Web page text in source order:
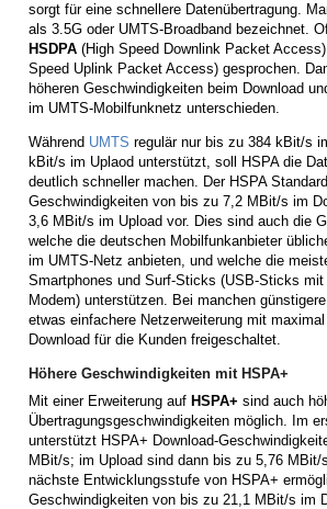
sorgt für eine schnellere Datenübertragung.
als 3.5G oder UMTS-Broadband bezeichnet.
HSDPA (High Speed Downlink Packet
Speed Uplink Packet Access) gesprochen.
höheren Geschwindigkeiten beim Download
im UMTS-Mobilfunknetz unterschieden.
Während UMTS regulär nur bis zu 384 kBit/s
kBit/s im Uplaod unterstützt, soll HSPA die
deutlich schneller machen. Der HSPA
Geschwindigkeiten von bis zu 7,2 MBit/s im
3,6 MBit/s im Upload vor. Dies sind auch die
welche die deutschen Mobilfunkanbieter
im UMTS-Netz anbieten, und welche die
Smartphones und Surf-Sticks (USB-Sticks
Modem) unterstützen. Bei manchen
etwas einfachere Netzerweiterung mit
Download für die Kunden freigeschaltet.
Höhere Geschwindigkeiten mit HSPA+
Mit einer Erweiterung auf HSPA+ sind auch
Übertragungsgeschwindigkeiten möglich. Im
unterstützt HSPA+ Download-
MBit/s; im Upload sind dann bis zu 5,76 MBit/
nächste Entwicklungsstufe von HSPA+
Geschwindigkeiten von bis zu 21,1 MBit/s im